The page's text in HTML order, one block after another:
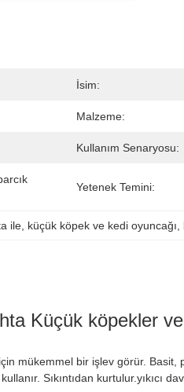
İsim:
Malzeme:
Kullanım Senaryosu:
Yetenek Temini:
ile küçük köpek ve kedi oyuncağı
Küçük köpekler
mükemmel bir işlev görür. Basit,
Sıkıntıdan kurtulur.yıkıcı